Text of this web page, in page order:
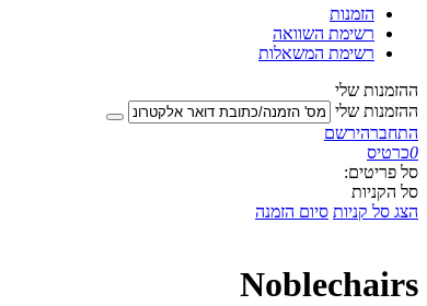
הזמנות
רשימת השוואה
רשימת המשאלות
ההזמנות שלי
ההזמנות שלי
התחברהירשם
0כרטיס
סל פריטים:
סל הקניות
הצג סל קניות סיום הזמנה
Noblechairs